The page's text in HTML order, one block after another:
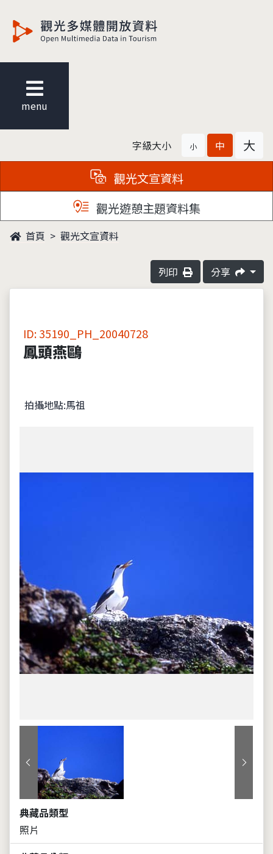
menu
字級大小 小 中 大
觀光文宣資料
觀光遊憩主題資料集
首頁 觀光文宣資料
列印 分享
ID: 35190_PH_20040728
鳳頭燕鷗
拍攝地點:馬祖
上一張 下一張
典藏品類型
照片